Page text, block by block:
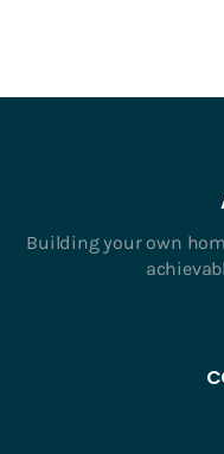
Building your own